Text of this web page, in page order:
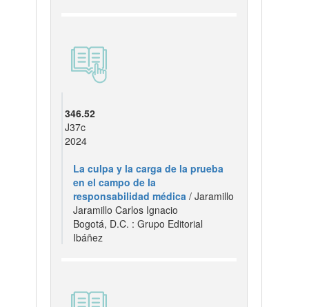
346.52
J37c
2024
La culpa y la carga de la prueba
en el campo de la
responsabilidad médica / Jaramillo
Jaramillo Carlos Ignacio
Bogotá, D.C. : Grupo Editorial
Ibáñez